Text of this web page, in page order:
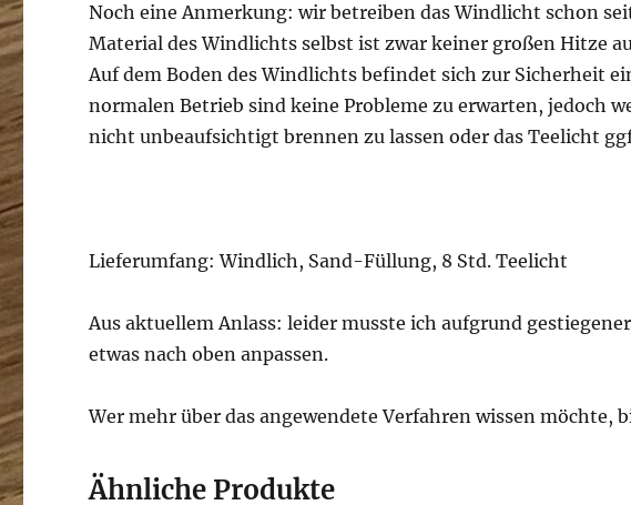
Noch eine Anmerkung: wir betreiben das Windlicht schon
Material des Windlichts selbst ist zwar keiner großen Hitze
Auf dem Boden des Windlichts befindet sich zur Sicherheit
normalen Betrieb sind keine Probleme zu erwarten, jedoch
nicht unbeaufsichtigt brennen zu lassen oder das Teelicht
Lieferumfang: Windlich, Sand-Füllung, 8 Std. Teelicht
Aus aktuellem Anlass: leider musste ich aufgrund
etwas nach oben anpassen.
Wer mehr über das angewendete Verfahren wissen möchte,
Ähnliche Produkte